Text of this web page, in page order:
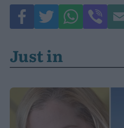
Just in